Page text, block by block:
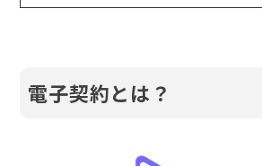
電子契約とは？